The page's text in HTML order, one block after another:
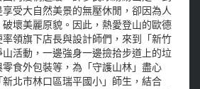
受大自然美景的無壓休閒，卻因為人
壞美麗原貌。因此，熱愛登山的歐德
領旗下店長與設計師們，來到「新竹
活動，一邊強身一邊撿拾步道上的垃
食外包裝等，為「守護山林」盡心
北市林口區瑞平國小」師生，結合